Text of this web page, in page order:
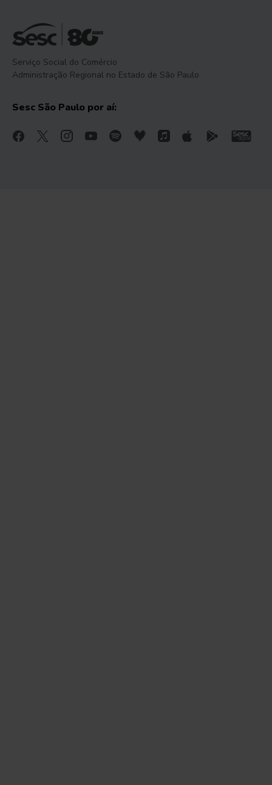
Serviço Social do Comércio
Administração Regional no Estado de São Paulo
Sesc São Paulo por aí: